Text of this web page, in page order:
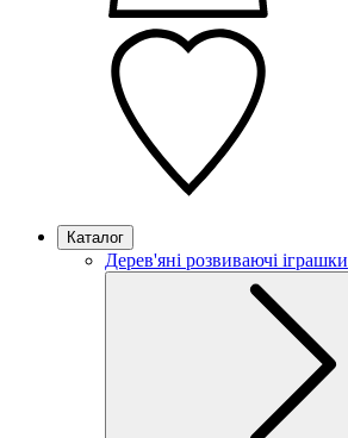
Каталог
Дерев'яні розвиваючі іграшки